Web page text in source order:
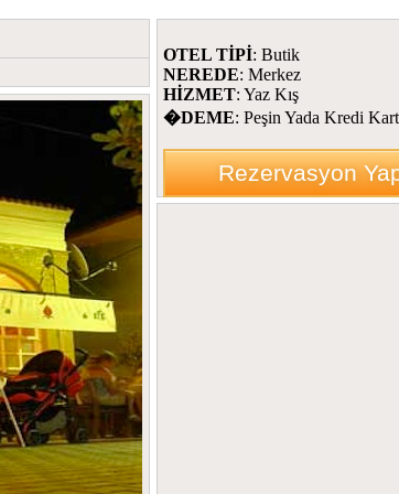
OTEL TİPİ: Butik
NEREDE: Merkez
HİZMET: Yaz Kış
�DEME: Peşin Yada Kredi
Rezervasyon